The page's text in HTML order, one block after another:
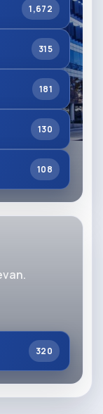
1,672
315
181
130
108
320